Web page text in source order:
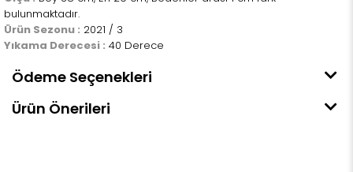
bulunmaktadır.
Ürün Sezonu : 2021 / 3
Yıkama Derecesi : 40 Derece
Ödeme Seçenekleri
Ürün Önerileri